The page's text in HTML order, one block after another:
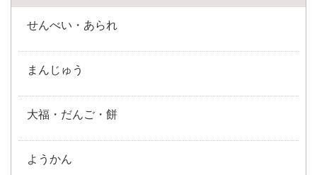
せんべい・あられ
まんじゅう
大福・だんご・餅
ようかん